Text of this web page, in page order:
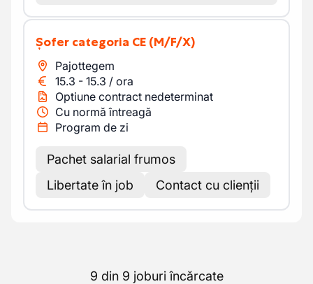
Șofer categoria CE (M/F/X)
Pajottegem
15.3 - 15.3 / ora
Optiune contract nedeterminat
Cu normă întreagă
Program de zi
Pachet salarial frumos
Libertate în job
Contact cu clienții
9 din 9 joburi încărcate